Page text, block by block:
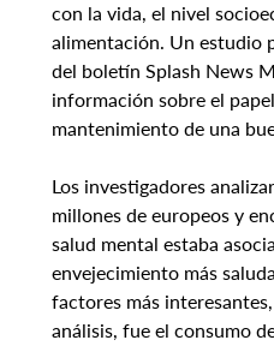
con la vida, el nivel
alimentación. Un estudio
del boletín Splash News
información sobre el
mantenimiento de una
Los investigadores
millones de europeos y
salud mental estaba
envejecimiento más
factores más
análisis, fue el consumo